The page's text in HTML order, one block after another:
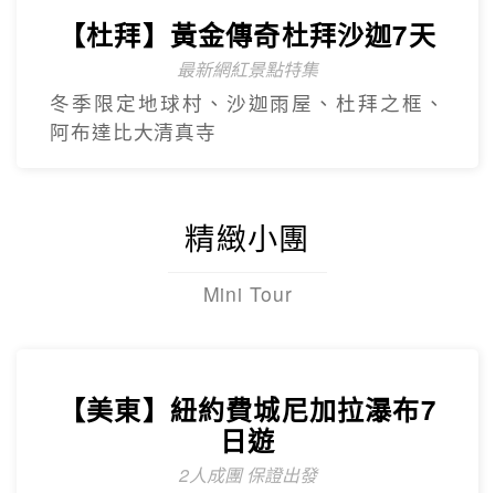
【杜拜】黃金傳奇杜拜沙迦7天
最新網紅景點特集
冬季限定地球村、沙迦⾬屋、杜拜之框、
阿布達比大清真寺
精緻小團
Mini Tour
【美東】紐約費城尼加拉瀑布7
日遊
2人成團 保證出發